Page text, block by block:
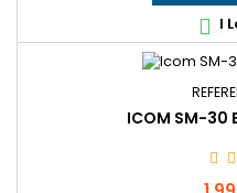
 I
ICOM SM-30